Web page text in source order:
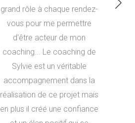
grand rôle à chaque rendez-
vous pour me permettre
d'être acteur de mon
coaching... Le coaching de
Sylvie est un véritable
accompagnement dans la
réalisation de ce projet mais
en plus il créé une confiance